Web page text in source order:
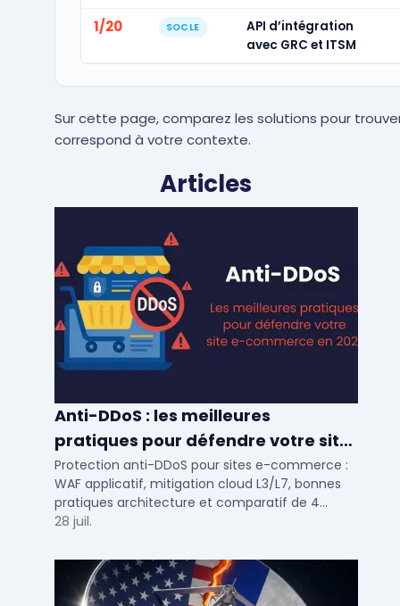
1/20 SOCLE
API d’intégration
avec GRC et ITSM
Sur cette page, comparez les solutions pour
correspond à votre contexte.
Articles
Anti-DDoS : les meilleures
pratiques pour défendre votre site
e-commerce en 2025
Protection anti-DDoS pour sites e-commerce :
WAF applicatif, mitigation cloud L3/L7, bonnes
pratiques architecture et comparatif de 4
solutions testees par des DSI en 2025.
28 juil.